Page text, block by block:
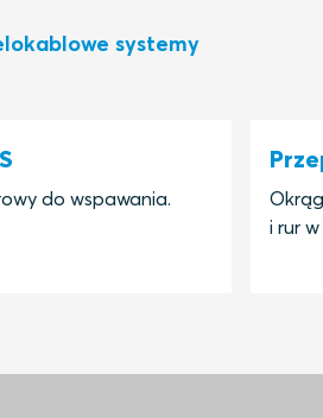
systemy
do wspawania.
i rur